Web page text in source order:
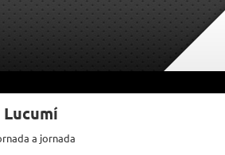
a jornada